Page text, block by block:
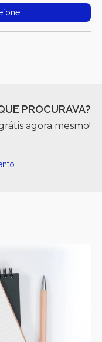
PROCURAVA?
agora mesmo!